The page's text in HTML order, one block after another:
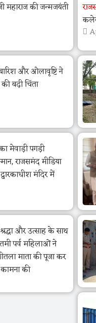
की जन्मजयंती
और ओलावृष्टि ने
बढ़ी चिंता
मेवाड़ी पगड़ी
राजसमंद मीडिया
मंदिर में
और उत्साह के साथ
पर्व महिलाओं ने
माता की पूजा कर
की